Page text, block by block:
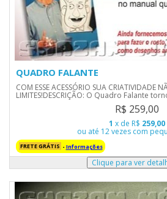
QUADRO FALANTE
COM ESSE ACESSÓRIO SUA CRIATIVIDADE
LIMITES!DESCRIÇÃO: O Quadro Falante
R$ 259,00
1 x de R$ 259,00
ou até 12 vezes com
FRETE GRÁTIS -Informações